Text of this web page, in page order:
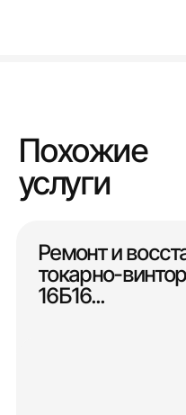
Похожие
услуги
Ремонт и
токарно-
16Б16...